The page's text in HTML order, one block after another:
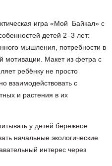
игра «Мой Байкал» с
детей 2–3 лет:
мышления, потребности в
мотивации. Макет из фетра с
ребёнку не просто
взаимодействовать с
и растения в их
у детей бережное
начальные экологические
интерес через